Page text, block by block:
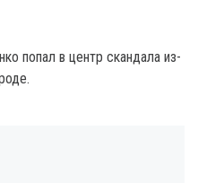
попал в центр скандала из-